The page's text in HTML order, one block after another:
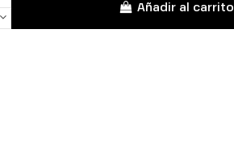
Añadir al carrito